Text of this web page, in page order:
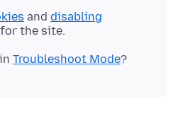
and disabling
Troubleshoot Mode